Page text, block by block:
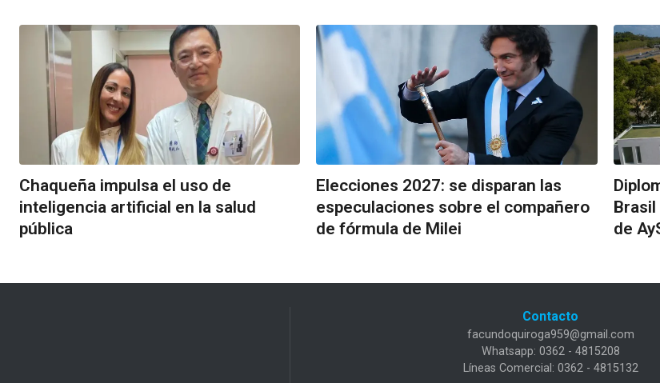
Chaqueña impulsa el uso de
inteligencia artificial en la salud
pública
Elecciones 2027: se disparan las
especulaciones sobre el compañero
de fórmula de Milei
de
Contacto
facundoquiroga959@gmail.com
Whatsapp: 0362 - 4815208
Líneas Comercial: 0362 - 4815132